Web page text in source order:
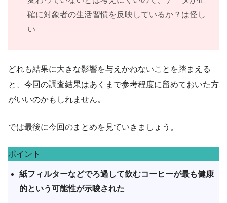
確に対象者の生活習慣を反映しているか？は怪し
い
どれも結果に大きな影響を与えかねないことを踏まえる
と、今回の調査結果はあくまで参考程度に留めておいた方
がいいのかもしれません。
では最後に今回のまとめを見ていきましょう。
ポイント
紙フィルターなどでろ過して飲むコーヒーが最も健康
的という可能性が示唆された